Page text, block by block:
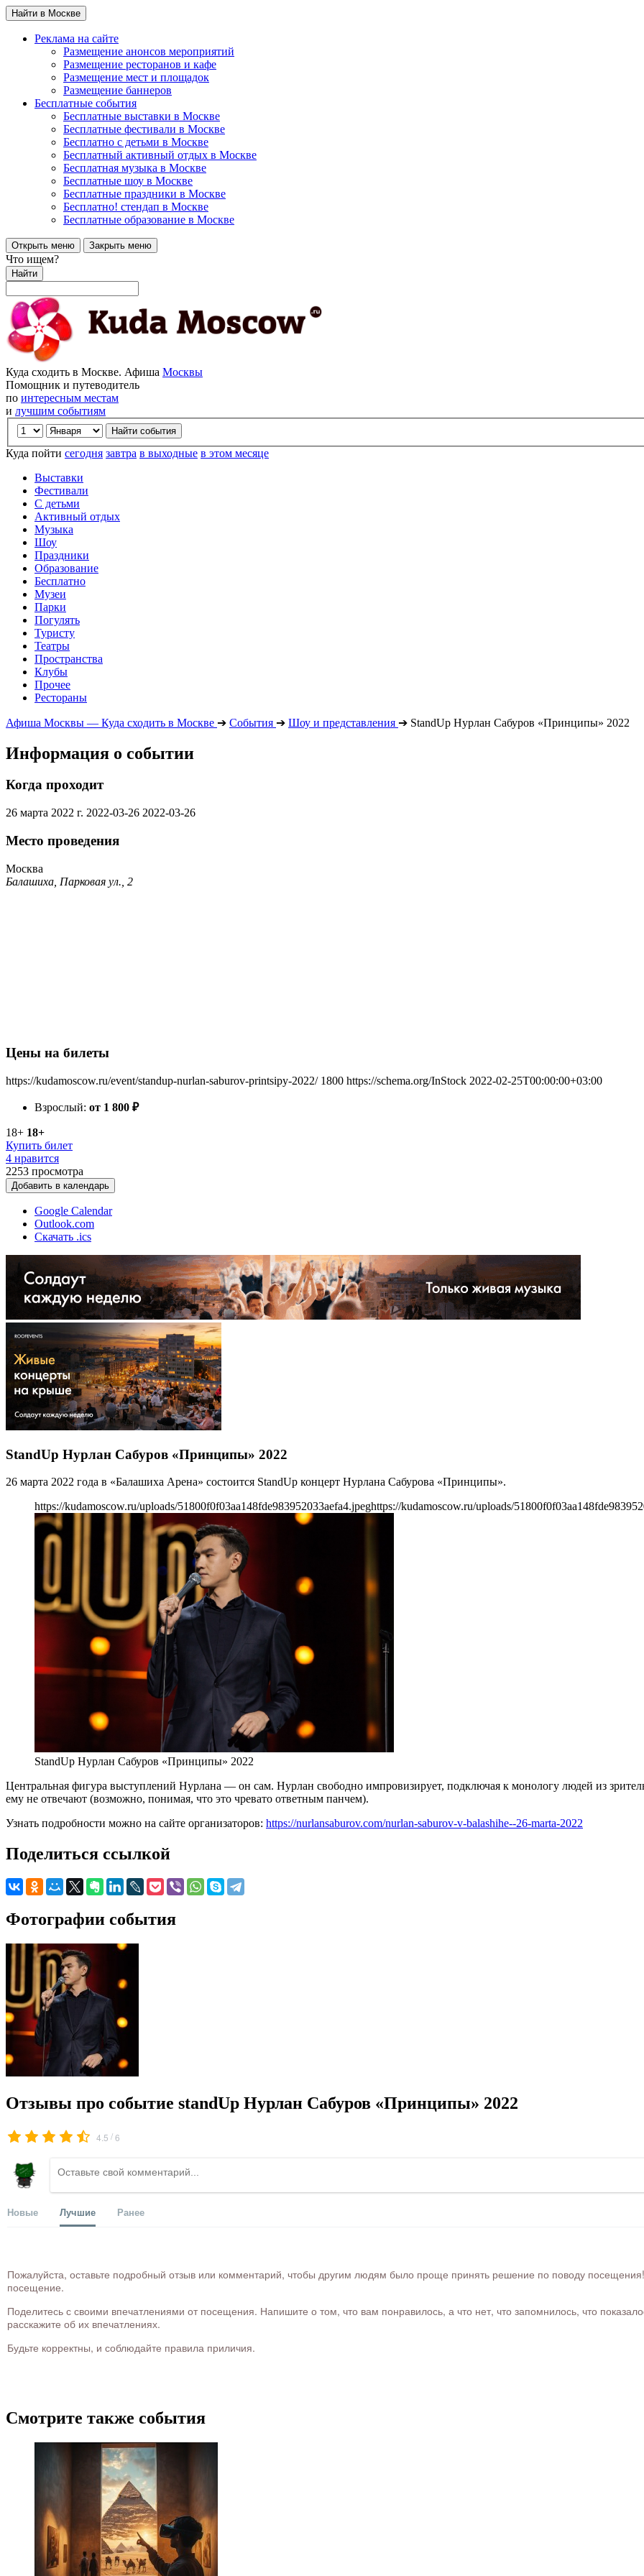
Найти в Москве
Реклама на сайте
Размещение анонсов мероприятий
Размещение ресторанов и кафе
Размещение мест и площадок
Размещение баннеров
Бесплатные события
Бесплатные выставки в Москве
Бесплатные фестивали в Москве
Бесплатно с детьми в Москве
Бесплатный активный отдых в Москве
Бесплатная музыка в Москве
Бесплатные шоу в Москве
Бесплатные праздники в Москве
Бесплатно! стендап в Москве
Бесплатные образование в Москве
Открыть меню Закрыть меню
Что ищем?
Найти
Куда сходить в Москве. Афиша Москвы
Помощник и путеводитель
по интересным местам
и лучшим событиям
Куда пойти сегодня завтра в выходные в этом месяце
Выставки
Фестивали
С детьми
Активный отдых
Музыка
Шоу
Праздники
Образование
Бесплатно
Музеи
Парки
Погулять
Туристу
Театры
Пространства
Клубы
Прочее
Рестораны
Афиша Москвы — Куда сходить в Москве ➔ События ➔ Шоу и представления ➔ StandUp Нурлан Сабуров «Принципы» 2022
Информация о событии
Когда проходит
26 марта 2022 г. 2022-03-26 2022-03-26
Место проведения
Москва
Балашиха, Парковая ул., 2
Цены на билеты
https://kudamoscow.ru/event/standup-nurlan-saburov-printsipy-2022/ 1800 https://schema.org/InStock 2022-02-25T00:00:00+03:00
Взрослый: от 1 800 ₽
18+ 18+
Купить билет
4 нравится
2253 просмотра
Добавить в календарь
Google Calendar
Outlook.com
Скачать .ics
StandUp Нурлан Сабуров «Принципы» 2022
26 марта 2022 года в «Балашиха Арена» состоится StandUp концерт Нурлана Сабурова «Принципы».
https://kudamoscow.ru/uploads/51800f0f03aa148fde983952033aefa4.jpeghttps://kudamoscow.ru/uploads/
StandUp Нурлан Сабуров «Принципы» 2022
Центральная фигура выступлений Нурлана — он сам. Нурлан свободно импровизирует, подключая к монологу людей из
ему не отвечают (возможно, понимая, что это чревато ответным панчем).
Узнать подробности можно на сайте организаторов: https://nurlansaburov.com/nurlan-saburov-v-balashihe--26-marta-2022
Поделиться ссылкой
Фотографии события
Отзывы про событие standUp Нурлан Сабуров «Принципы» 2022
4.5 /6
Новые Лучшие Ранее
Пожалуйста, оставьте подробный отзыв или комментарий, чтобы другим людям было проще принять решение по поводу посещения!
посещение.
Поделитесь с своими впечатлениями от посещения. Напишите о том, что вам понравилось, а что нет, что запомнилось, что
расскажите об их впечатлениях.
Будьте корректны, и соблюдайте правила приличия.
Смотрите также события